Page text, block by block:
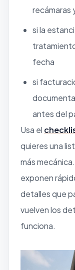
recámaras
si la
fecha
si
antes del
Usa el
quieres una
más
exponen
detalles que
vuelven los
funciona.